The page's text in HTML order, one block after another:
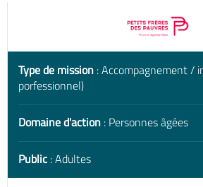
Type de mission : Accompagnement /
porfessionnel)
Domaine d'action : Personnes âgées
Public : Adultes